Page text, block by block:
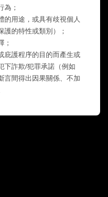
為；
的用途，或具有歧視個人
護的特性或類別）；
；
庇護程序的目的而產生或
下詐欺/犯罪承諾（例如
言間得出因果關係、不加